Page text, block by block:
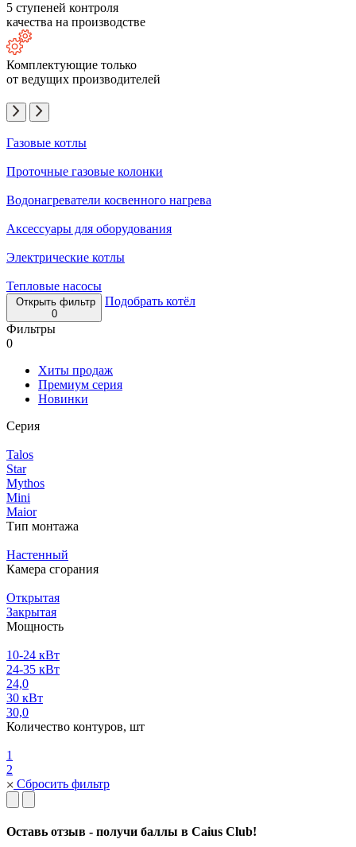
5 ступеней контроля
качества на производстве
Комплектующие только
от ведущих производителей
Газовые котлы
Проточные газовые колонки
Водонагреватели косвенного нагрева
Аксессуары для оборудования
Электрические котлы
Тепловые насосы
Открыть фильтр
0
Подобрать котёл
Фильтры
0
Хиты продаж
Премиум серия
Новинки
Серия
Talos
Star
Mythos
Mini
Maior
Тип монтажа
Настенный
Камера сгорания
Открытая
Закрытая
Мощность
10-24 кВт
24-35 кВт
24,0
30 кВт
30,0
Количество контуров, шт
1
2
Сбросить фильтр
Оставь отзыв - получи баллы в Caius Club!